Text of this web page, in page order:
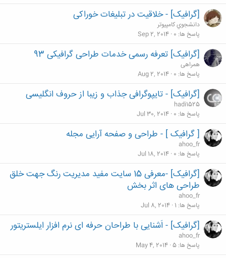
[گرافیک] - خلاقیت در تبلیغات خوراکی
دانشجوي كامپيوتر
پاسخ ها 0
Sep 2, 2014
[گرافیک] تعرفه رسمی خدمات طراحی گرافیکی 93
همراهی
پاسخ ها 0
Aug 2, 2014
[گرافیک] - تایپوگرافی جذاب و زیبا از حروف انگلیسی
hadi1525
پاسخ ها 0
Jul 30, 2014
[ گرافیک ] - طراحی و صفحه آرایی مجله
ahoo_fr
پاسخ ها 0
Jul 18, 2014
[گرافیک] -معرفی 15 سایت مفید مدیریت رنگ جهت خلق
طراحی های اثر بخش
ahoo_fr
پاسخ ها 1
Jul 8, 2014
[گرافیک] - اَشنایی با طراحان حرفه ای نرم افزار ایلستریتور
ahoo_fr
پاسخ ها 5
May 4, 2014